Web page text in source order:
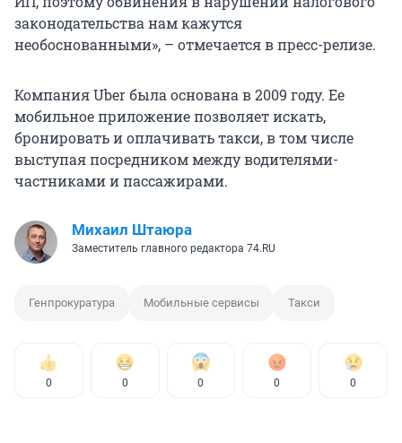
законодательства нам кажутся
необоснованными», – отмечается в пресс-релизе.
Компания Uber была основана в 2009 году. Ее
мобильное приложение позволяет искать,
бронировать и оплачивать такси, в том числе
выступая посредником между водителями-
частниками и пассажирами.
Михаил Штаюра
Заместитель главного редактора 74.RU
Генпрокуратура Мобильные сервисы Такси
0 0 0 0 0